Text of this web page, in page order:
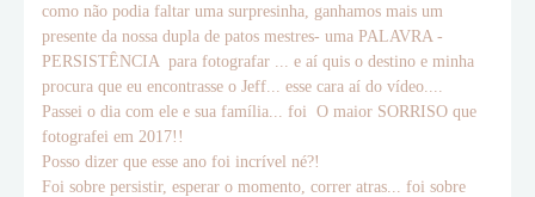
como não podia faltar uma surpresinha, ganhamos mais um
presente da nossa dupla de patos mestres- uma PALAVRA -
PERSISTÊNCIA para fotografar ... e aí quis o destino e minha
procura que eu encontrasse o Jeff... esse cara aí do vídeo....
Passei o dia com ele e sua família... foi O maior SORRISO que
fotografei em 2017!!
Posso dizer que esse ano foi incrível né?!
Foi sobre persistir, esperar o momento, correr atras... foi sobre